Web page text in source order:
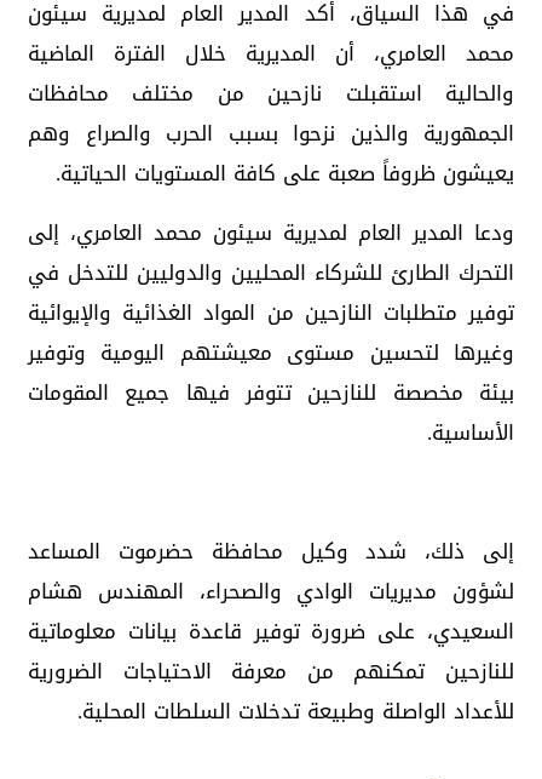
في هذا السياق، أكد المدير العام لمديرية سيئون
محمد العامري، أن المديرية خلال الفترة الماضية
والحالية استقبلت نازحين من مختلف محافظات
الجمهورية والذين نزحوا بسبب الحرب والصراع وهم
يعيشون ظروفاً صعبة على كافة المستويات الحياتية.
ودعا المدير العام لمديرية سيئون محمد العامري، إلى
التحرك الطارئ للشركاء المحليين والدوليين للتدخل في
توفير متطلبات النازحين من المواد الغذائية والإيوائية
وغيرها لتحسين مستوى معيشتهم اليومية وتوفير
بيئة مخصصة للنازحين تتوفر فيها جميع المقومات
الأساسية.
إلى ذلك، شدد وكيل محافظة حضرموت المساعد
لشؤون مديريات الوادي والصحراء، المهندس هشام
السعيدي، على ضرورة توفير قاعدة بيانات معلوماتية
للنازحين تمكنهم من معرفة الاحتياجات الضرورية
للأعداد الواصلة وطبيعة تدخلات السلطات المحلية.